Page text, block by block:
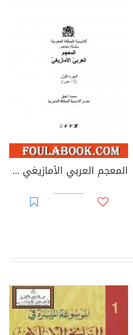
المعجم العربي الأمازيغي - الجزء الأول